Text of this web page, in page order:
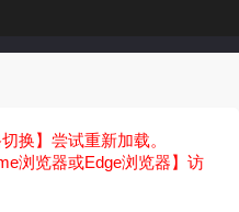
换】尝试重新加载。
浏览器或Edge浏览器】访